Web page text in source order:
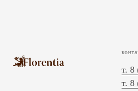
т. 8
т. 8